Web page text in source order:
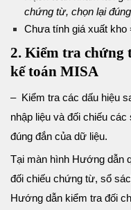
chứng từ, chọn lại
Chưa tính giá xuất kho
2. Kiểm tra chứng
kế toán MISA
– Kiểm tra các dấu hiệu
nhập liệu và đối chiếu
đúng đắn của dữ liệu.
Tại màn hình Hướng dẫn
đối chiếu chứng từ, sổ
Hướng dẫn kiểm tra đối